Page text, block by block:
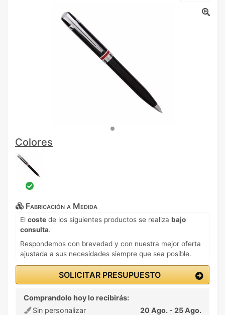
Colores
Fabricación a Medida
El coste de los siguientes productos se realiza bajo
consulta.
Respondemos con brevedad y con nuestra mejor oferta
ajustada a sus necesidades siempre que sea posible.
SOLICITAR PRESUPUESTO
Comprandolo hoy lo recibirás:
Sin personalizar
20 Ago. - 25 Ago.